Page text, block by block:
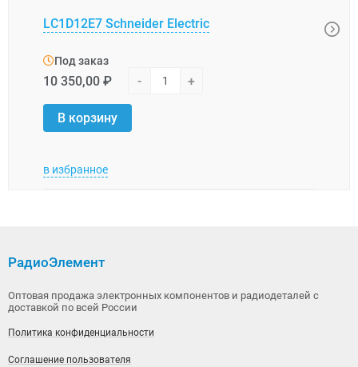
LC1D12E7 Schneider Electric
Под заказ
10 350,00 ₽ - +
В корзину
в избранное
РадиоЭлемент
Оптовая продажа электронных компонентов и радиодеталей с
доставкой по всей России
Политика конфиденциальности
Соглашение пользователя